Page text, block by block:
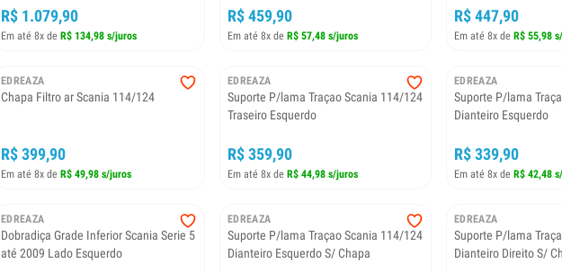
R$ 1.079,90
Em até 8x de R$ 134,98 s/juros
R$ 459,90
Em até 8x de R$ 57,48 s/juros
R$ 447,90
Em até 8x de R$ 55,98
EDREAZA
Chapa Filtro ar Scania 114/124
R$ 399,90
Em até 8x de R$ 49,98 s/juros
EDREAZA
Suporte P/lama Traçao Scania 114/124
Traseiro Esquerdo
R$ 359,90
Em até 8x de R$ 44,98 s/juros
EDREAZA
Suporte P/lama
Dianteiro Esquerdo
R$ 339,90
Em até 8x de R$ 42,48
EDREAZA
Dobradiça Grade Inferior Scania Serie 5
até 2009 Lado Esquerdo
EDREAZA
Suporte P/lama Traçao Scania 114/124
Dianteiro Esquerdo S/ Chapa
EDREAZA
Suporte P/lama
Dianteiro Direito S/